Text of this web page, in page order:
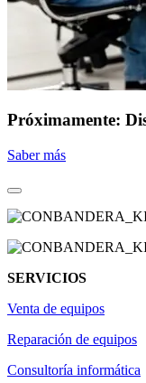
Próximamente:
Saber más
SERVICIOS
Venta de equipos
Reparación de equipos
Consultoría informática